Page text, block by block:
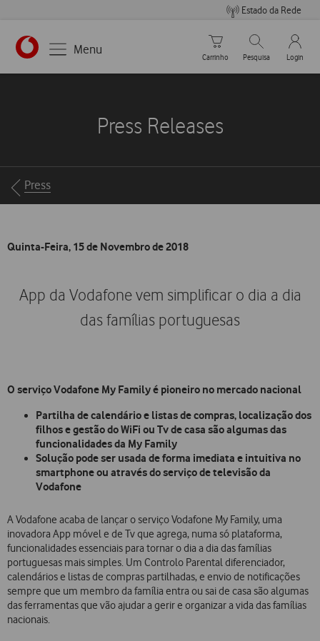
Estado da Rede
https://www.vodafone.pt
Menu
Carrinho de compras
Carrinho
Pesquisar
Pesquisa
My
Login
Press Releases
Breadcrumbs
Press
Quinta-Feira, 15 de Novembro de 2018
App da Vodafone vem simplificar o dia a dia
das famílias portuguesas
O serviço Vodafone My Family é pioneiro no mercado nacional
Partilha de calendário e listas de compras, localização dos
filhos e gestão do WiFi ou Tv de casa são algumas das
funcionalidades da My Family
Solução pode ser usada de forma imediata e intuitiva no
smartphone ou através do serviço de televisão da
Vodafone
A Vodafone acaba de lançar o serviço Vodafone My Family, uma
inovadora App móvel e de Tv que agrega, numa só plataforma,
funcionalidades essenciais para tornar o dia a dia das famílias
portuguesas mais simples. Um Controlo Parental diferenciador,
calendários e listas de compras partilhadas, e envio de notificações
sempre que um membro da família entra ou sai de casa são algumas
das ferramentas que vão ajudar a gerir e organizar a vida das famílias
nacionais.